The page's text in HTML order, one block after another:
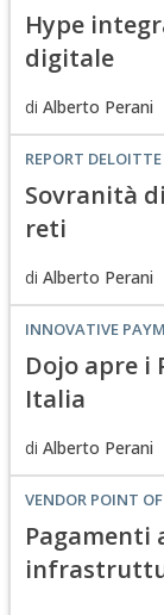
Hype
digitale
di Alberto Perani
REPORT DELOITTE
Sovranità
reti
di Alberto Perani
INNOVATIVE
Dojo apre i
Italia
di Alberto Perani
VENDOR POINT
Pagamenti